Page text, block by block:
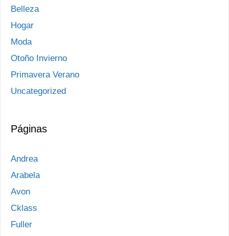
Belleza
Hogar
Moda
Otoño Invierno
Primavera Verano
Uncategorized
Páginas
Andrea
Arabela
Avon
Cklass
Fuller